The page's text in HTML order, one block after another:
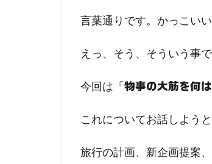
言葉通りです。かっこい
えっ、そう、そういう事
今回は「物事の大筋を何
これについてお話しようと
旅行の計画、新企画提案